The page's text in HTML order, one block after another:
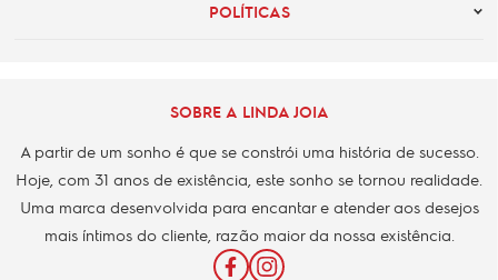
POLÍTICAS
SOBRE A LINDA JOIA
A partir de um sonho é que se constrói uma história de sucesso.
Hoje, com 31 anos de existência, este sonho se tornou realidade.
Uma marca desenvolvida para encantar e atender aos desejos
mais íntimos do cliente, razão maior da nossa existência.